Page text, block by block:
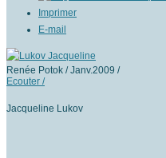
Imprimer
E-mail
Renée Potok / Janv.2009 /
Ecouter /
Jacqueline Lukov